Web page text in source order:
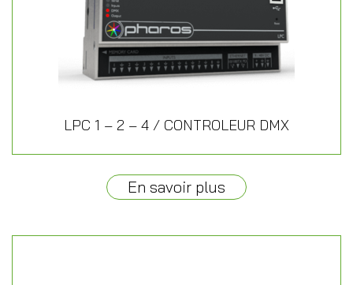
LPC 1 – 2 – 4 / CONTROLEUR DMX
En savoir plus